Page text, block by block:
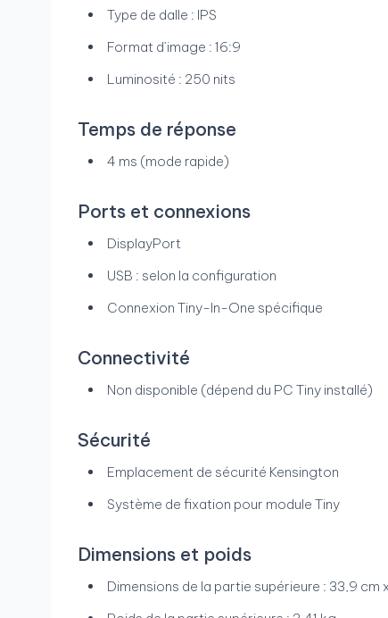
Type de dalle : IPS
Format d’image : 16:9
Luminosité : 250 nits
Temps de réponse
4 ms (mode rapide)
Ports et connexions
DisplayPort
USB : selon la configuration
Connexion Tiny-In-One spécifique
Connectivité
Non disponible (dépend du PC Tiny installé)
Sécurité
Emplacement de sécurité Kensington
Système de fixation pour module Tiny
Dimensions et poids
Dimensions de la partie supérieure : 33,9 cm